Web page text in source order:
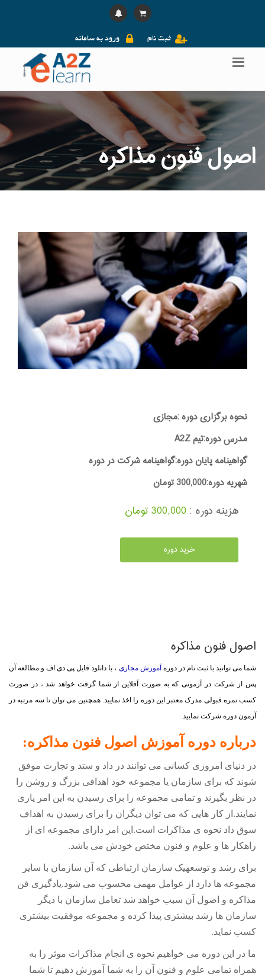
ورود به سامانه ثبت نام
اصول فنون مذاکره
نحوه برگزاری دوره :مجازی
مدرس دوره:تیم A2Z
گواهینامه پایان دوره:گواهینامه شرکت در دوره
شهریه دوره:300,000 تومان
هزینه دوره : 300,000 تومان
خرید دوره
اصول فنون مذاکره
شما می توانید با ثبت نام در دوره آموزش مجازی ، با دانلود فایل پی دی اف و مطالعه آن
پس از شرکت در آزمونی که به صورت آفلاین از شما گرفت خواهد شد ، در صورت
کسب نمره قبولی مدرک معتبر این دوره را اخذ نمایید. همچنین می توان تا سه مرتبه در
آزمون دوره شرکت نمایید.
درباره دوره آموزش اصول فنون مذاکره:
در دنیای امروزی کسانی می توانند در داد و ستد و تجارت موفق
شوند که برای سازمان یا مجموعه خود اهدافی بزرگ و روشن را
در نظر بگیرند و تمامی مجموعه را برای رسیدن به این امر یاری
نمایند.از کار هایی که می توان دیگران را برای رسیدن به اهداف
سوق داد نحوه ی مذاکرات است.این امر دارای مجموعه ای از
راهکار ها و علوم و فنون مختص خودش می باشد.
برای رشد و توسعهیک سازمان ارتباطی که آن سازمان با سایر
مجموعه ها دارد از عوامل مهمی محسوب می شود.یادگیری فن
مذاکره و اصول آن سبب خواهد شد تعامل سازمان با دیگر
سازمان ها رشد بیشتری پیدا کرده و مجموعه موفقیت بیشتری
کسب نماید.
ما در این دوره می خواهیم نحوه ی انجام مذاکرات موثر را به
همراه تمامی علوم و فنون آن را به شما آموزش دهیم تا شما